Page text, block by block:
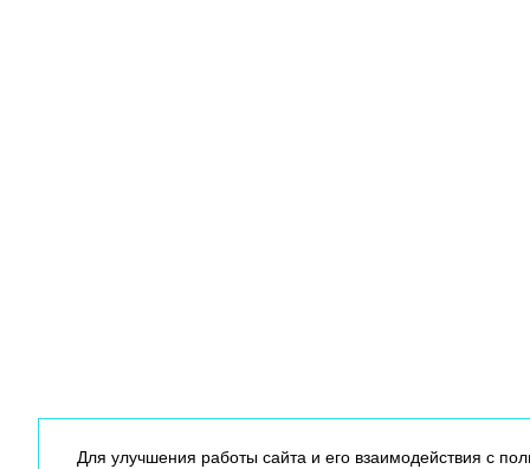
Для улучшения работы сайта и его взаимодействия с